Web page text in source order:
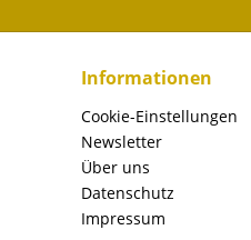
Informationen
Cookie-Einstellungen
Newsletter
Über uns
Datenschutz
Impressum